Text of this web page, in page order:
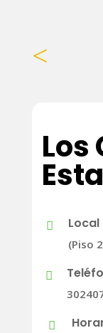
<
Los
 Local
(Piso

